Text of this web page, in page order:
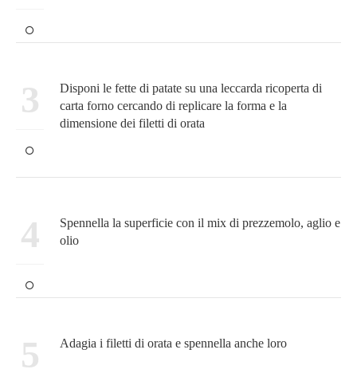
3
Disponi le fette di patate su una leccarda ricoperta di
carta forno cercando di replicare la forma e la
dimensione dei filetti di orata
4
Spennella la superficie con il mix di prezzemolo, aglio e
olio
5 Adagia i filetti di orata e spennella anche loro